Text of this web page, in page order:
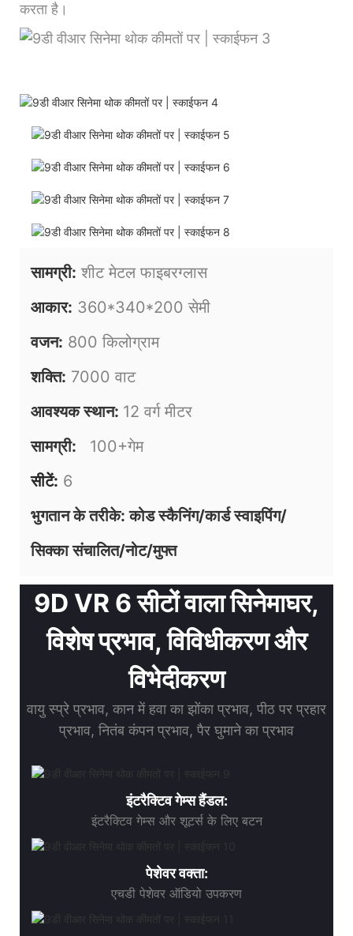
करता है।
सामग्री: शीट मेटल फाइबरग्लास
आकार: 360*340*200 सेमी
वजन: 800 किलोग्राम
शक्ति: 7000 वाट
आवश्यक स्थान: 12 वर्ग मीटर
सामग्री:
100+गेम
सीटें: 6
भुगतान के तरीके: कोड स्कैनिंग/कार्ड स्वाइपिंग/
सिक्का संचालित/नोट/मुफ्त
9D VR 6 सीटों वाला सिनेमाघर,
विशेष प्रभाव, विविधीकरण और
विभेदीकरण
वायु स्प्रे प्रभाव, कान में हवा का झोंका प्रभाव, पीठ पर प्रहार
प्रभाव, नितंब कंपन प्रभाव, पैर घुमाने का प्रभाव
इंटरैक्टिव गेम्स हैंडल:
इंटरैक्टिव गेम्स और शूटर्स के लिए बटन
पेशेवर वक्ता:
एचडी पेशेवर ऑडियो उपकरण